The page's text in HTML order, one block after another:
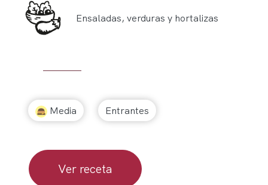
Ensaladas, verduras y hortalizas
Media Entrantes
Ver receta